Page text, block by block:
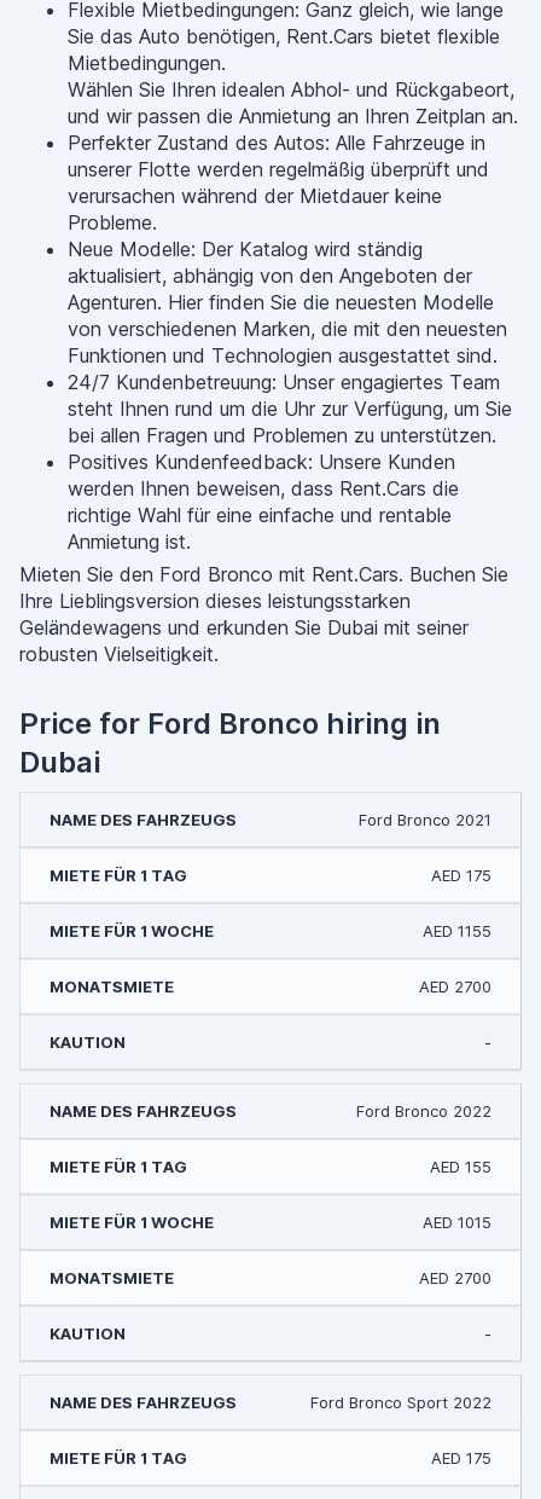
Flexible Mietbedingungen: Ganz gleich, wie lange
Sie das Auto benötigen, Rent.Cars bietet flexible
Mietbedingungen.
Wählen Sie Ihren idealen Abhol- und Rückgabeort,
und wir passen die Anmietung an Ihren Zeitplan an.
Perfekter Zustand des Autos: Alle Fahrzeuge in
unserer Flotte werden regelmäßig überprüft und
verursachen während der Mietdauer keine
Probleme.
Neue Modelle: Der Katalog wird ständig
aktualisiert, abhängig von den Angeboten der
Agenturen. Hier finden Sie die neuesten Modelle
von verschiedenen Marken, die mit den neuesten
Funktionen und Technologien ausgestattet sind.
24/7 Kundenbetreuung: Unser engagiertes Team
steht Ihnen rund um die Uhr zur Verfügung, um Sie
bei allen Fragen und Problemen zu unterstützen.
Positives Kundenfeedback: Unsere Kunden
werden Ihnen beweisen, dass Rent.Cars die
richtige Wahl für eine einfache und rentable
Anmietung ist.
Mieten Sie den Ford Bronco mit Rent.Cars. Buchen Sie
Ihre Lieblingsversion dieses leistungsstarken
Geländewagens und erkunden Sie Dubai mit seiner
robusten Vielseitigkeit.
Price for Ford Bronco hiring in
Dubai
Ford Bronco 2021
AED 175
AED 1155
AED 2700
-
Ford Bronco 2022
AED 155
AED 1015
AED 2700
-
Ford Bronco Sport 2022
AED 175